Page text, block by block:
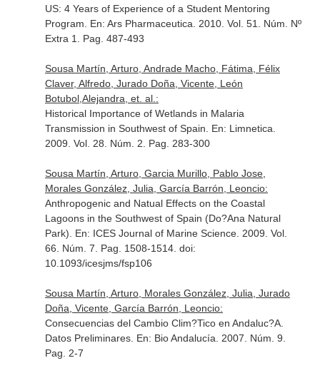
US: 4 Years of Experience of a Student Mentoring
Program. En: Ars Pharmaceutica . 2010. Vol. 51. Núm. Nº
Extra 1. Pag. 487-493
Sousa Martín, Arturo, Andrade Macho, Fátima, Félix
Claver, Alfredo, Jurado Doña, Vicente, León
Botubol,Alejandra, et. al.:
Historical Importance of Wetlands in Malaria
Transmission in Southwest of Spain. En: Limnetica
2009. Vol. 28. Núm. 2. Pag. 283-300
Sousa Martín, Arturo, Garcia Murillo, Pablo Jose,
Morales González, Julia, García Barrón, Leoncio:
Anthropogenic and Natual Effects on the Coastal
Lagoons in the Southwest of Spain (Do?Ana Natural
Park). En: ICES Journal of Marine Science. 2009. Vol.
66. Núm. 7. Pag. 1508-1514. doi:
10.1093/icesjms/fsp106
Sousa Martín, Arturo, Morales González, Julia, Jurado
Doña, Vicente, García Barrón, Leoncio:
Consecuencias del Cambio Clim?Tico en Andaluc?A.
Datos Preliminares. En: Bio Andalucía . 2007. Núm. 9.
Pag. 2-7